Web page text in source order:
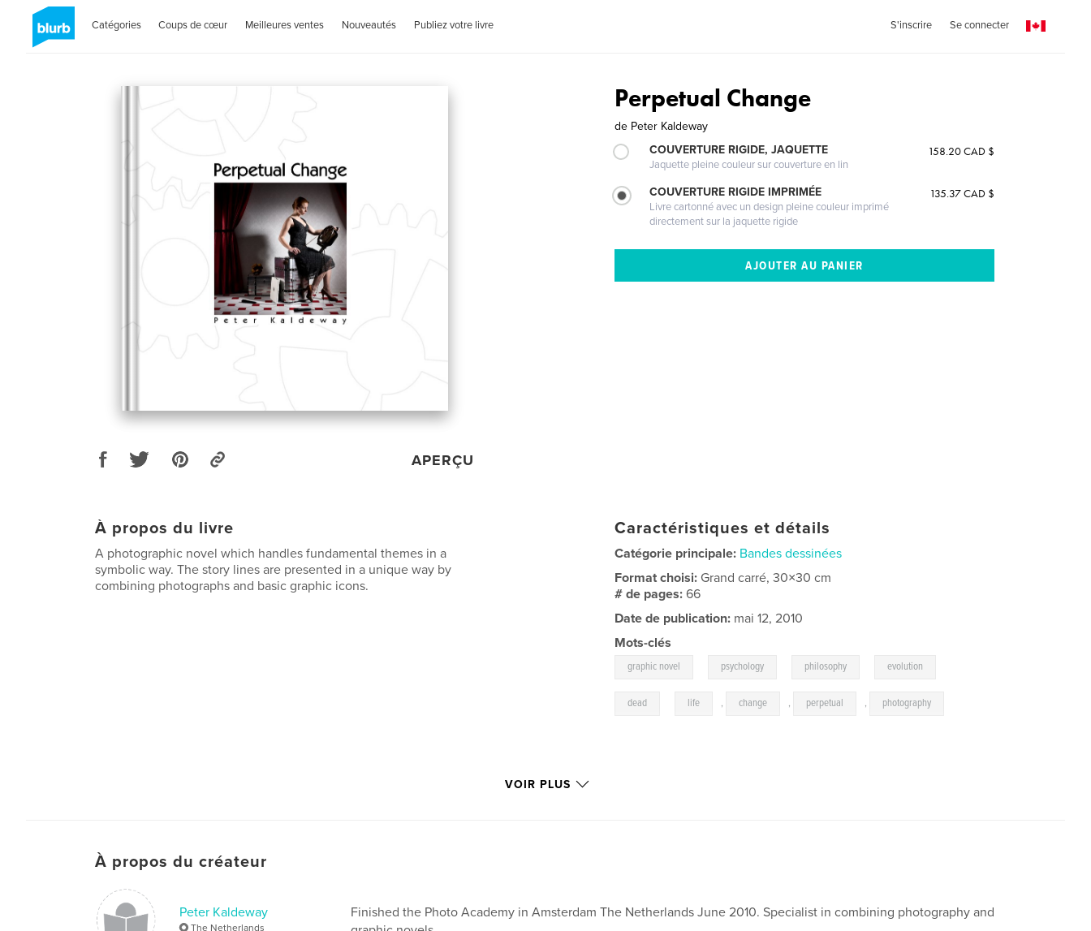
Catégories Coups de cœur Meilleures ventes Nouveautés Publiez votre livre S'inscrire Se connecter
APERÇU
Perpetual Change
de Peter Kaldeway
COUVERTURE RIGIDE, JAQUETTE
Jaquette pleine couleur sur couverture en lin
158.20 CAD $
COUVERTURE RIGIDE IMPRIMÉE
Livre cartonné avec un design pleine couleur imprimé
directement sur la jaquette rigide
135.37 CAD $
À propos du livre
A photographic novel which handles fundamental themes in a
symbolic way. The story lines are presented in a unique way by
combining photographs and basic graphic icons.
Caractéristiques et détails
Catégorie principale: Bandes dessinées
Format choisi: Grand carré, 30×30 cm
# de pages:66
Date de publication: mai 12, 2010
Mots-clés
graphic novel psychology philosophy evolution
dead life , change , perpetual , photography
VOIR PLUS
À propos du créateur
Peter Kaldeway
The Netherlands
Finished the Photo Academy in Amsterdam The Netherlands June 2010. Specialist in combining photography and